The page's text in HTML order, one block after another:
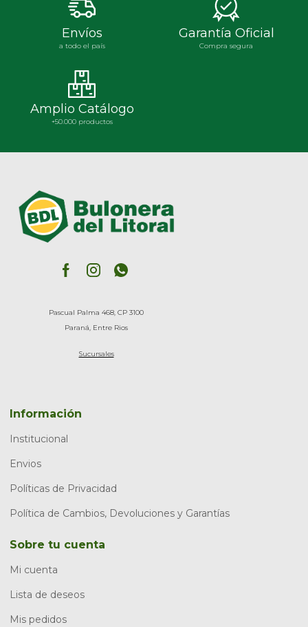
Envíos
a todo el país
Garantía Oficial
Compra segura
Amplio Catálogo
+50.000 productos
Pascual Palma 468, CP 3100
Paraná, Entre Rios
Sucursales
Información
Institucional
Envios
Políticas de Privacidad
Política de Cambios, Devoluciones y Garantías
Sobre tu cuenta
Mi cuenta
Lista de deseos
Mis pedidos